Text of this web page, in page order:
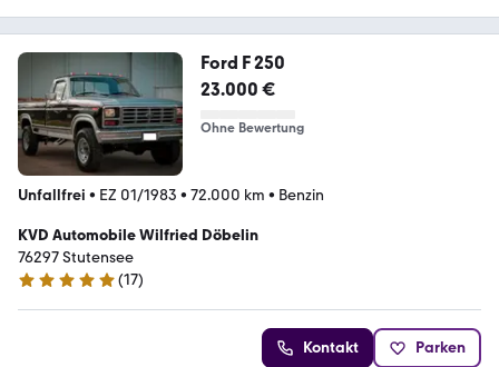
Ford F 250
23.000 €
Ohne Bewertung
Unfallfrei • EZ 01/1983 • 72.000 km • Benzin
KVD Automobile Wilfried Döbelin
76297 Stutensee
4.8 Sterne
(17)
Kontakt Parken